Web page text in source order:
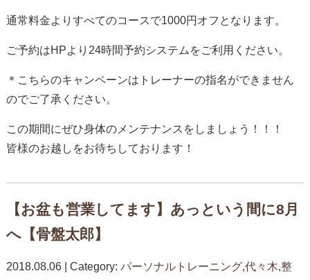
通常料金よりすべてのコースで1000円オフとなります。
ご予約はHPより24時間予約システムをご利用ください。
＊こちらのキャンペーンはトレーナーの指名ができません
のでご了承ください。
この期間にぜひ身体のメンテナンスをしましょう！！！
皆様のお越しをお待ちしております！
【お盆も営業してます】あっという間に8月
へ【骨盤太郎】
2018.08.06 | Category: パーソナルトレーニング,代々木,整